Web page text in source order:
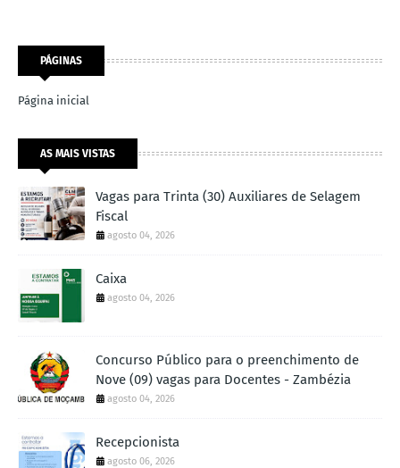
PÁGINAS
Página inicial
AS MAIS VISTAS
Vagas para Trinta (30) Auxiliares de Selagem
Fiscal
agosto 04, 2026
Caixa
agosto 04, 2026
Concurso Público para o preenchimento de
Nove (09) vagas para Docentes - Zambézia
agosto 04, 2026
Recepcionista
agosto 06, 2026